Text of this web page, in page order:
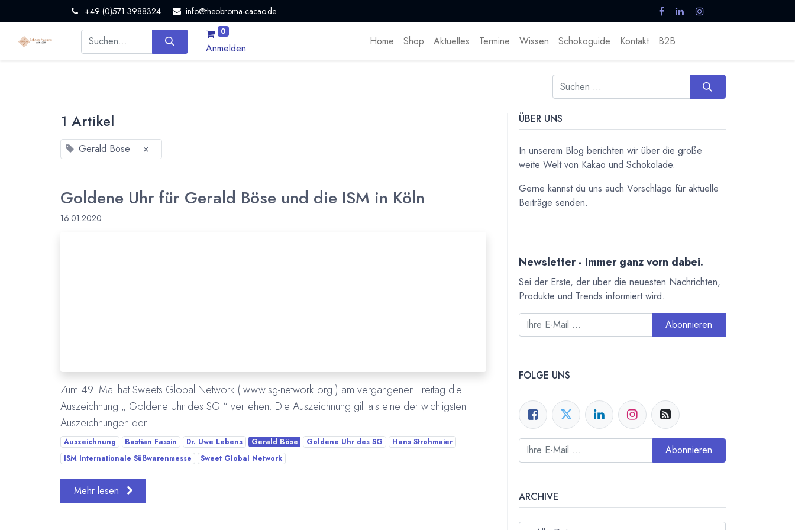
+49 (0)571 3988324 info@theobroma-cacao.de
0
Anmelden
Home Shop Aktuelles Termine Wissen Schokoguide Kontakt B2B
1 Artikel
Gerald Böse ×
Goldene Uhr für Gerald Böse und die ISM in Köln
16.01.2020
Zum 49. Mal hat Sweets Global Network ( www.sg-network.org ) am vergangenen Freitag die
Auszeichnung „ Goldene Uhr des SG “ verliehen. Die Auszeichnung gilt als eine der wichtigsten
Auszeichnungen der...
Auszeichnung Bastian Fassin Dr. Uwe Lebens Gerald Böse Goldene Uhr des SG
Hans Strohmaier
ISM Internationale Süßwarenmesse
Sweet Global Network
Mehr lesen
ÜBER UNS
In unserem Blog berichten wir über die große
weite Welt von Kakao und Schokolade.
Gerne kannst du uns auch Vorschläge für aktuelle
Beiträge senden.
Newsletter - Immer ganz vorn dabei.
Sei der Erste, der über die neuesten Nachrichten,
Produkte und Trends informiert wird.
Abonnieren
FOLGE UNS
Abonnieren
ARCHIVE